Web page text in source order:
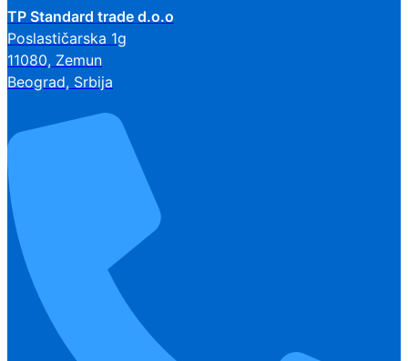
TP Standard trade d.o.o
Poslastičarska 1g
11080, Zemun
Beograd, Srbija